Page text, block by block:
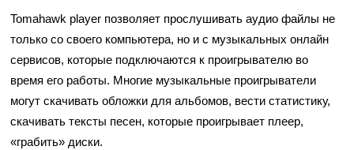
Tomahawk player позволяет прослушивать аудио файлы не
только со своего компьютера, но и с музыкальных онлайн
сервисов, которые подключаются к проигрывателю во
время его работы. Многие музыкальные проигрыватели
могут скачивать обложки для альбомов, вести статистику,
скачивать тексты песен, которые проигрывает плеер,
«грабить» диски.